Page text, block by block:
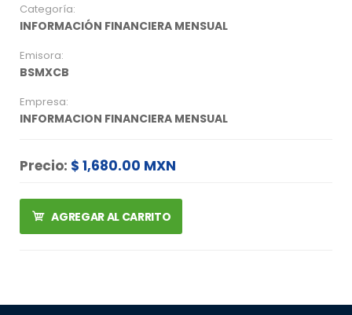
Categoría:
INFORMACIÓN FINANCIERA MENSUAL
Emisora:
BSMXCB
Empresa:
INFORMACION FINANCIERA MENSUAL
Precio: $ 1,680.00 MXN
AGREGAR AL CARRITO